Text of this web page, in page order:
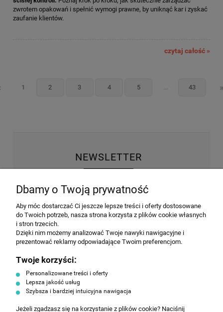
zwrotem opakowań i spełnić wymogi prawne, by uniknąć kar i zyskać
zaufanie klientów.
czytaj całość »
1 2 3 4 5 43
NEWSLETTER
Wyrażam zgodę na przesyłanie informacji
handlowej na poniższy adres email. Więcej w
Polityce prywatności.
Dbamy o Twoją prywatność
Aby móc dostarczać Ci jeszcze lepsze treści i oferty dostosowane
do Twoich potrzeb, nasza strona korzysta z plików cookie własnych
i stron trzecich.
Dzięki nim możemy analizować Twoje nawyki nawigacyjne i
prezentować reklamy odpowiadające Twoim preferencjom.
Twoje korzyści:
Personalizowane treści i oferty
Lepsza jakość usług
Szybsza i bardziej intuicyjna nawigacja
Jeżeli zgadzasz się na korzystanie z plików cookie? Naciśnij